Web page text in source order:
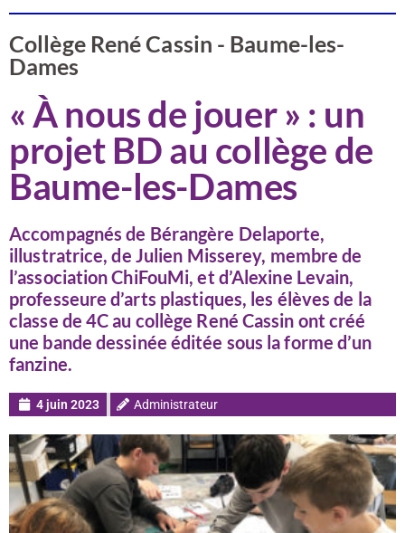
Collège René Cassin - Baume-les-
Dames
« À nous de jouer » : un
projet BD au collège de
Baume-les-Dames
Accompagnés de Bérangère Delaporte,
illustratrice, de Julien Misserey, membre de
l’association ChiFouMi, et d’Alexine Levain,
professeure d’arts plastiques, les élèves de la
classe de 4C au collège René Cassin ont créé
une bande dessinée éditée sous la forme d’un
fanzine.
4 juin 2023 Administrateur